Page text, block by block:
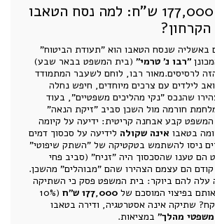
הסוד שעלה 177,000 ש"ח: למה נסח הטאבו
באשליה שנסח הטאבו הוא "תעודת הביטוח"
"רבו נ' טרמי" (בית המשפט בבאר שבע)
לרסיסים.מאור רבו, לוחם לשעבר המתמודד
לילדים עם צרכים מיוחדים, חיפש נחלה
שהנכס "נקי מהליכים משפטיים", בעוד
חורמה מול השכן סביב "זיקת הנאה"
קבע אבחנה קריטית: ידיעה על קיומה
בטאבו אינה שקולה לידיעה על סכסוך דמים
ניסו להשתמש בטקטיקה של "השתק שיפוטי"
הם טענו שהסכסוך היה "זניח" (סביב פחי
הם עצמם הצהירו שהם "מבוהלים" מהשכן.
עלה להם ביוקר: בית המשפט פסק כי השתיקה
בפיצוי המוסכם של 177,000 ש"ח
(10%
שתיקה אינה אסטרטגיה, ודירה בטאבו
מהלך" במציאות.